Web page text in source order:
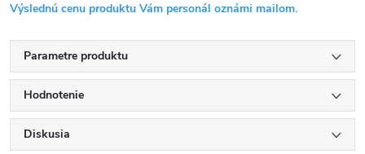
Výslednú cenu produktu Vám personál oznámi mailom.
Parametre produktu
Hodnotenie
Diskusia